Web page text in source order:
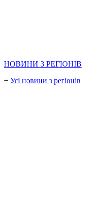
НОВИНИ З РЕГІОНІВ
+ Усі новини з регіонів